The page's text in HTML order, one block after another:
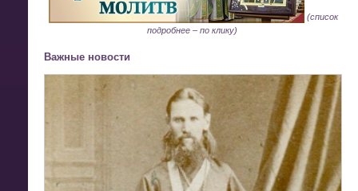
(список
подробнее – по клику)
Важные новости